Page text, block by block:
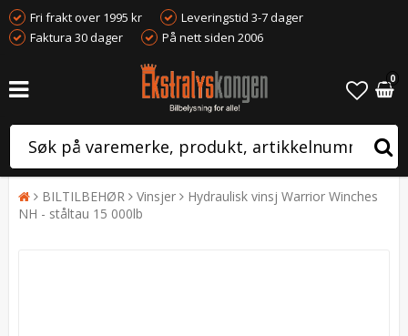
Fri frakt over 1995 kr
Leveringstid 3-7 dager
Faktura 30 dager
På nett siden 2006
0
BILTILBEHØR Vinsjer
Hydraulisk vinsj Warrior Winches
NH - ståltau 15 000lb